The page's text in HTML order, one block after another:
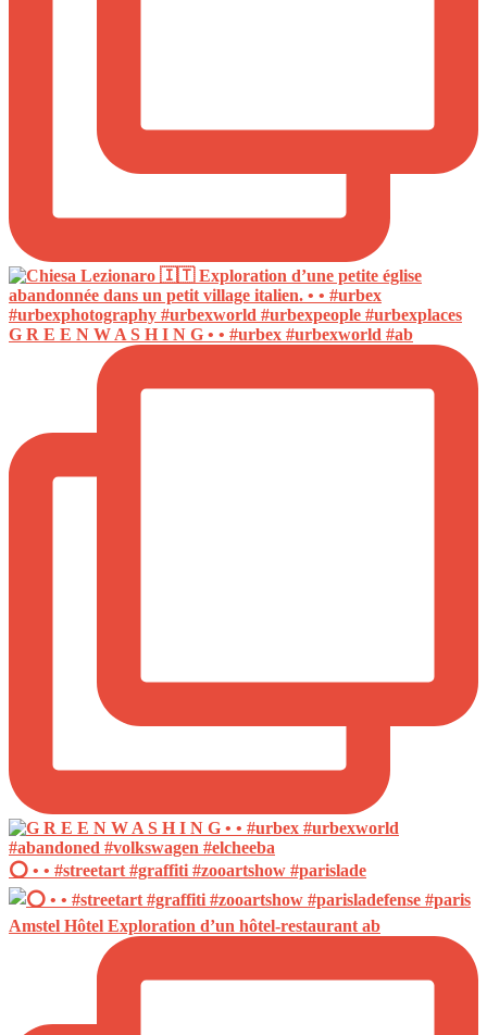
G R E E N W A S H I N G • • #urbex #urbexworld #ab
⭕️ • • #streetart #graffiti #zooartshow #parislade
Amstel Hôtel Exploration d’un hôtel-restaurant ab